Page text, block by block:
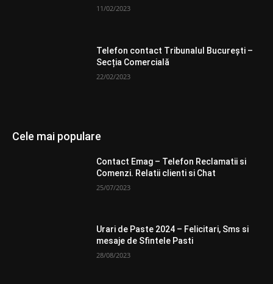
11/02/2023
Telefon contact Tribunalul București –
Secția Comercială
22/02/2023
Cele mai populare
Contact Emag – Telefon Reclamatii si
Comenzi. Relatii clienti si Chat
25/07/2023
Urari de Paste 2024 – Felicitari, Sms si
mesaje de Sfintele Pasti
28/08/2023